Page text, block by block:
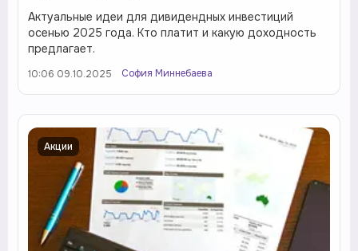
Актуальные идеи для дивидендных инвестиций
осенью 2025 года. Кто платит и какую доходность
предлагает.
10:06 09.10.2025 София Миннебаева
Акции